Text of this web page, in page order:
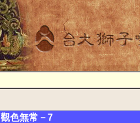
觀色無常－7